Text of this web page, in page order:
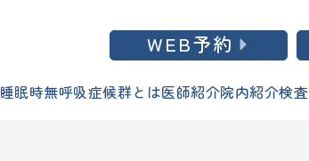
WEB予約
睡眠時無呼吸症候群とは医師紹介院内紹介検